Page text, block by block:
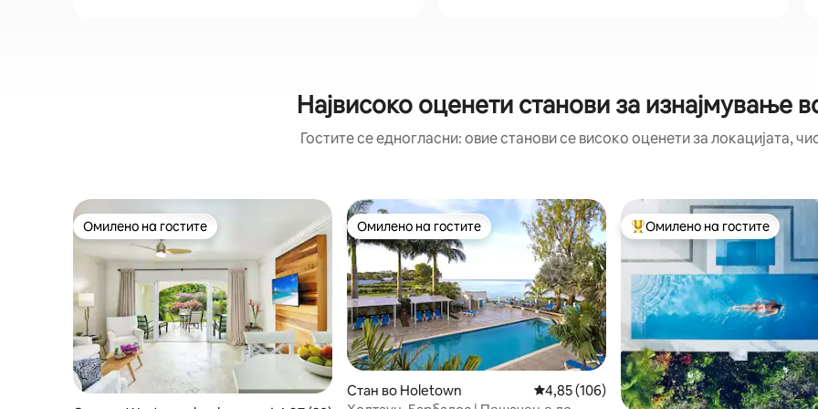
Највисоко оценети станови за изнајмување
Гостите се едногласни: овие станови се високо оценети за локацијата,
Омилено на гостите
Омилено на гостите Омилено на гостите
Омилено на гостите
Стан во Holetown Просечна оцена: 4,85 од 5, 106 рецензии
4,85 (106)
Меѓу најуспешните „Омилени
Омилено на гостите